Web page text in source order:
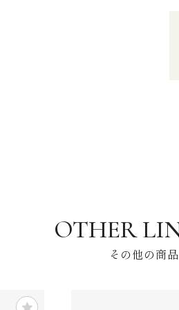
その他の商品